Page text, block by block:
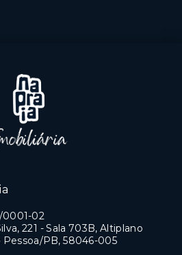
0001-02
221 - Sala 703B, Altiplano
Pessoa/PB, 58046-005